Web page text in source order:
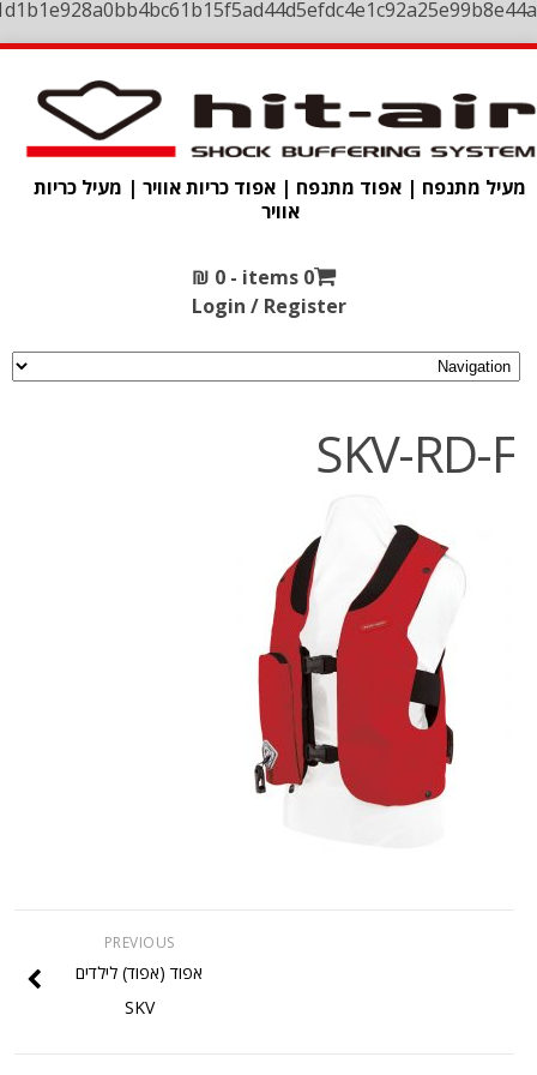
מעיל מתנפח | אפוד מתנפח | אפוד כריות אוויר | מעיל כריות
אוויר
0 items -
₪ 0
Login / Register
SKV-RD-F
PREVIOUS
אפוד (אפוד) לילדים
SKV